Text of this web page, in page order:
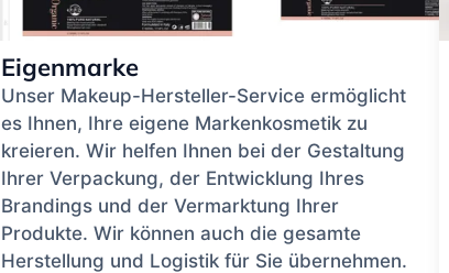
Eigenmarke
Unser Makeup-Hersteller-Service ermöglicht
es Ihnen, Ihre eigene Markenkosmetik zu
kreieren. Wir helfen Ihnen bei der Gestaltung
Ihrer Verpackung, der Entwicklung Ihres
Brandings und der Vermarktung Ihrer
Produkte. Wir können auch die gesamte
Herstellung und Logistik für Sie übernehmen.